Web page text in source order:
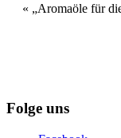
Veranstaltung
« „Aromaöle für
Folge uns